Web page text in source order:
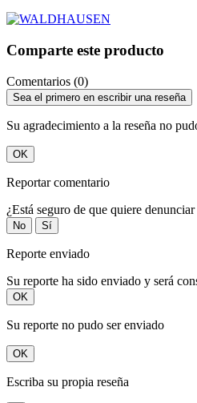
Comparte este producto
Comentarios (0)
Sea el primero en escribir una reseña
Su agradecimiento a la reseña no
OK
Reportar comentario
¿Está seguro de que quiere
No Sí
Reporte enviado
Su reporte ha sido enviado y será
OK
Su reporte no pudo ser enviado
OK
Escriba su propia reseña